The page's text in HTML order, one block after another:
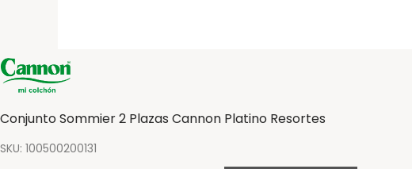
Conjunto Sommier 2 Plazas Cannon Platino Resortes
SKU: 100500200131